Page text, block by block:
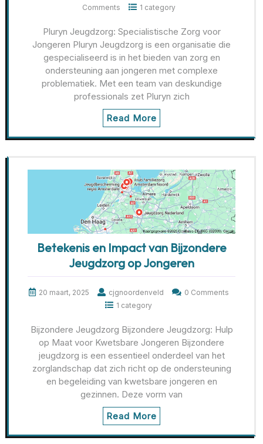
Comments
1 category
Pluryn Jeugdzorg: Specialistische Zorg voor
Jongeren Pluryn Jeugdzorg is een organisatie die
gespecialiseerd is in het bieden van zorg en
ondersteuning aan jongeren met complexe
problematiek. Met een team van deskundige
professionals zet Pluryn zich
Read More
Betekenis en Impact van Bijzondere
Jeugdzorg op Jongeren
20 maart, 2025 cjgnoordenveld
0 Comments
1 category
Bijzondere Jeugdzorg Bijzondere Jeugdzorg: Hulp
op Maat voor Kwetsbare Jongeren Bijzondere
jeugdzorg is een essentieel onderdeel van het
zorglandschap dat zich richt op de ondersteuning
en begeleiding van kwetsbare jongeren en
gezinnen. Deze vorm van
Read More